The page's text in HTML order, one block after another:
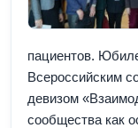
пациентов.
Всероссийским
девизом
сообщества как